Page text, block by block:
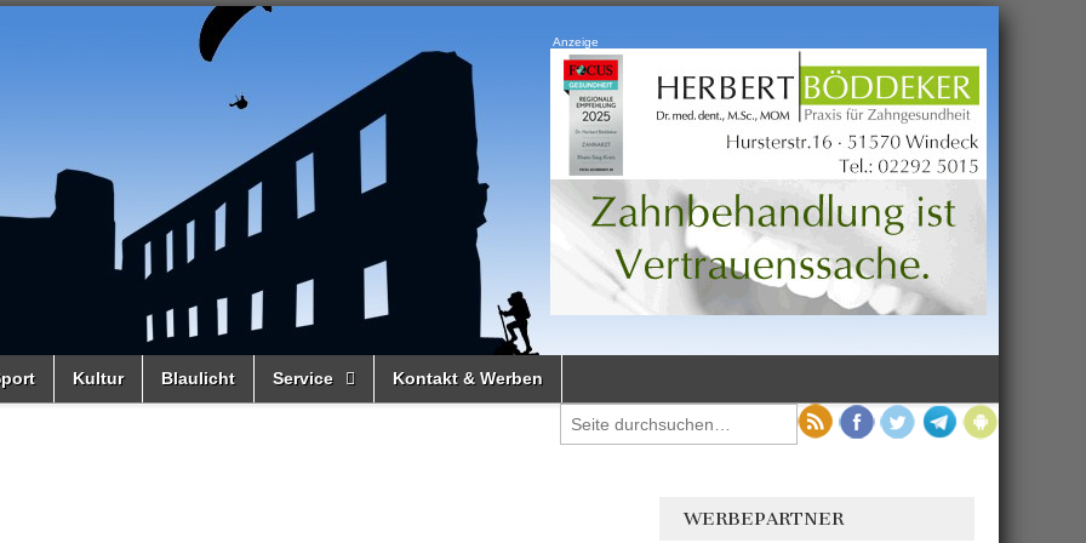
Anzeige
Kultur Blaulicht Service Kontakt & Werben
WERBEPARTNER